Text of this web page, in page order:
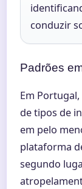
conduzir
Padrões
Em
de tipos de
em pelo
plataforma
segundo